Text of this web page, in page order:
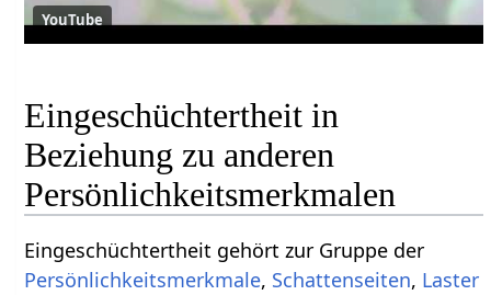
YouTube
Eingeschüchtertheit in
Beziehung zu anderen
Persönlichkeitsmerkmalen
Eingeschüchtertheit gehört zur Gruppe der
Persönlichkeitsmerkmale, Schattenseiten, Laster